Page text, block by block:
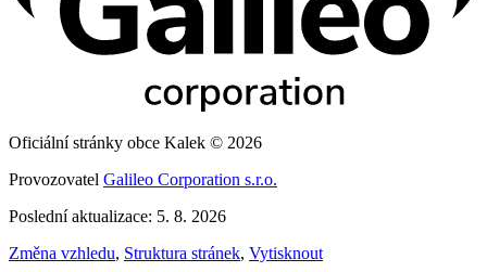
Oficiální stránky obce Kalek © 2026
Provozovatel Galileo Corporation s.r.o.
Poslední aktualizace: 5. 8. 2026
Změna vzhledu, Struktura stránek, Vytisknout